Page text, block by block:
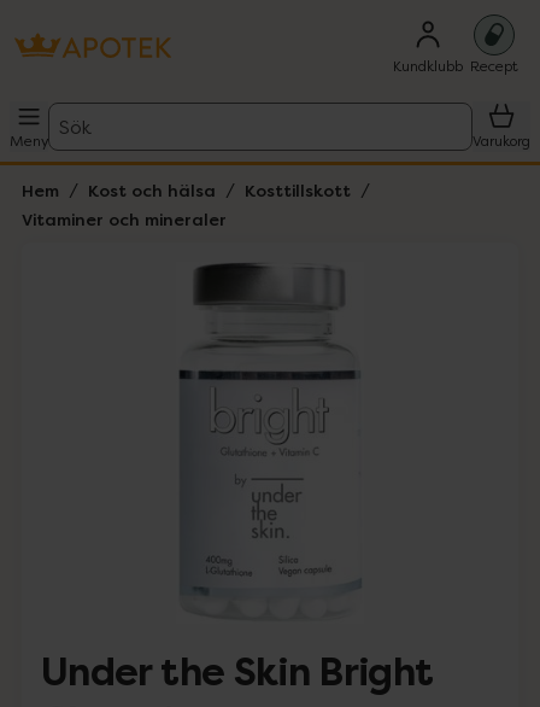
Kundklubb Recept
Meny
Sök
Varukorg
Hem Kost och hälsa
Kosttillskott
Vitaminer och mineraler
Lista: . Innehåller 1 objekt.
Under the Skin Bright